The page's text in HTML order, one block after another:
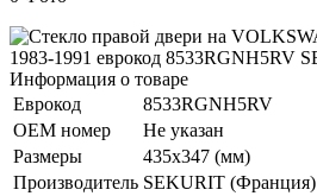
Информация о товаре
Еврокод
8533RGNH5RV
ОЕМ номер
Не указан
Размеры
435x347 (мм)
Производитель SEKURIT (Франция)